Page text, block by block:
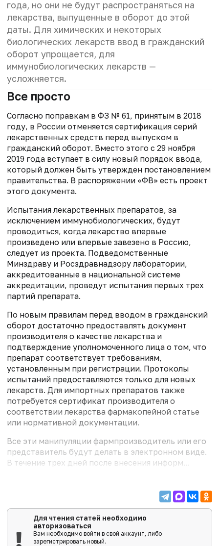
года, но они не будут распространяться на
лекарства, выпущенные в оборот до этой
даты. Для химических и некоторых
биологических лекарств ввод в гражданский
оборот упрощается, для
иммунобиологических лекарств —
усложняется.
Все просто
Согласно поправкам в ФЗ № 61, принятым в 2018
году, в России отменяется сертификация серий
лекарственных средств перед выпуском в
гражданский оборот. Вместо этого с 29 ноября
2019 года вступает в силу новый порядок ввода,
который должен быть утвержден постановлением
правительства. В распоряжении «ФВ» есть проект
этого документа.
Испытания лекарственных препаратов, за
исключением иммунобиологических, будут
проводиться, когда лекарство впервые
произведено или впервые завезено в Россию,
следует из проекта. Подведомственные
Минздраву и Росздравнадзору лаборатории,
аккредитованные в национальной системе
аккредитации, проведут испытания первых трех
партий препарата.
По новым правилам перед вводом в гражданский
оборот достаточно предоставлять документ
производителя о качестве лекарства и
подтверждение уполномоченного лица о том, что
препарат соответствует требованиям,
установленным при регистрации. Протоколы
испытаний предоставляются только для новых
лекарств. Для импортных препаратов также
потребуется сертификат производителя о
соответствии лекарства фармакопейной статье
или нормативной документации.
Все эти манипуляции фармпроизводитель или его
представитель будут делать в электронном виде.
В течение трех дней после внесения информ...
Для чтения статей необходимо
авторизоваться
Вам необходимо войти в свой аккаунт, либо
зарегистрировать новый.